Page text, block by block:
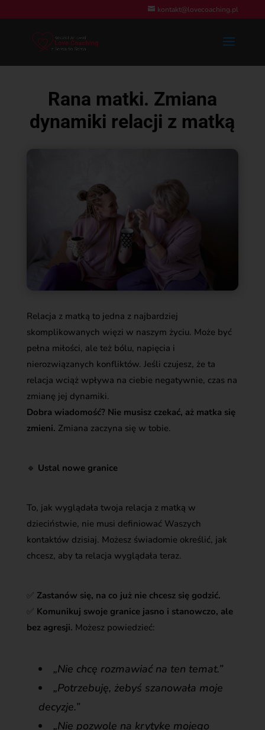
kontakt@lovecoaching.pl
Rana matki. Zmiana
dynamiki relacji z matką
Relacja z matką to jedna z najbardziej
skomplikowanych więzi w naszym życiu. Może być
pełna miłości, ale też bólu, napięcia i
nierozwiązanych konfliktów. Jeśli czujesz, że ta
relacja wciąż wpływa na ciebie negatywnie, czas na
zmianę jej dynamiki.
Dobra wiadomość? Nie musisz czekać, aż matka się
zmieni. Zmiana zaczyna się w tobie.
🔹 Ustal nowe granice
To, jak wyglądała twoja relacja z matką w
dzieciństwie, nie musi definiować Waszych
kontaktów dzisiaj. Możesz świadomie określić, jak
chcesz, aby ta relacja wyglądała teraz.
✅
Zastanów się, na co już nie chcesz się godzić.
✅
Komunikuj swoje granice jasno i stanowczo, ale
bez agresji. Możesz powiedzieć:
„Nie chcę rozmawiać na ten temat.”
„Potrzebuję, żebyś szanowała moje
decyzje.”
„Nie pozwolę na krytykę mojego